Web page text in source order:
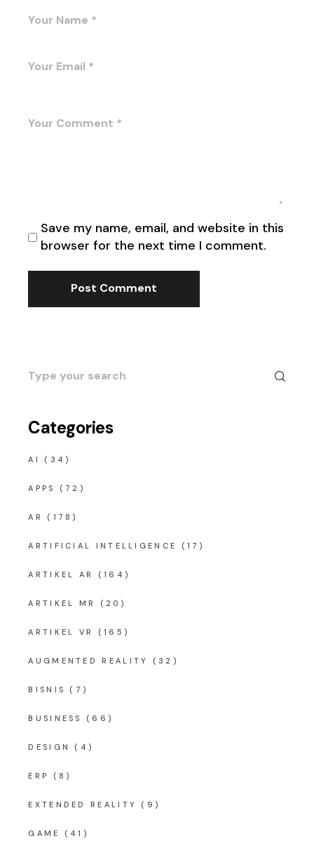
Save my name, email, and website in this
browser for the next time I comment.
Post Comment
Search
for:
Categories
AI (34)
APPS (72)
AR (178)
ARTIFICIAL INTELLIGENCE (17)
ARTIKEL AR (164)
ARTIKEL MR (20)
ARTIKEL VR (165)
AUGMENTED REALITY (32)
BISNIS (7)
BUSINESS (66)
DESIGN (4)
ERP (8)
EXTENDED REALITY (9)
GAME (41)